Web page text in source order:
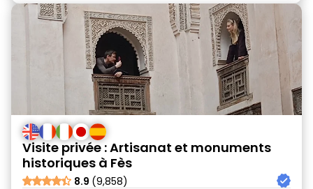
Visite privée : Artisanat et monuments
historiques à Fès
8.9 (9,858)